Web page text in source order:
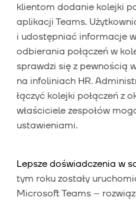
klientom dodanie kolejki
aplikacji Teams.
i udostępniać informacje
odbierania połączeń w
sprawdzi się z pewnością
na infoliniach HR.
łączyć kolejki połączeń z
właściciele zespołów
ustawieniami.
Lepsze doświadczenia w
tym roku zostały
Microsoft Teams –